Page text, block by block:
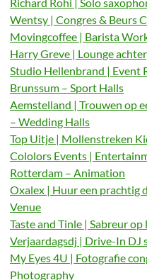
Wentsy | Congres & Beurs
Movingcoffee | Barista
Harry Greve | Lounge
Studio Hellenbrand | Event
Brunssum – Sport Halls
Aemstelland | Trouwen op
– Wedding Halls
Top Uitje | Mollenstreken
Cololors Events |
Rotterdam – Animation
Oxalex | Huur een prachtig
Venue
Taste and Tinle | Sabreur
Verjaardagsdj | Drive-In DJ
My Eyes 4U | Fotografie
Photography